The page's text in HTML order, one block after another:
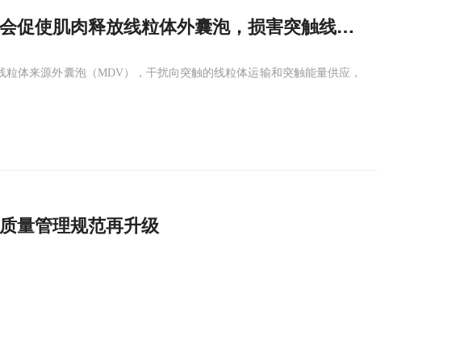
促使肌肉释放线粒体外囊泡，损害突触线粒体
体来源外囊泡（MDV），干扰向突触的线粒体运输和突触能量供应，
量管理规范再升级